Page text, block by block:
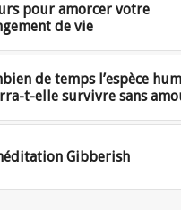
pour amorcer votre
de vie
de temps l’espèce
t-elle survivre sans
Gibberish